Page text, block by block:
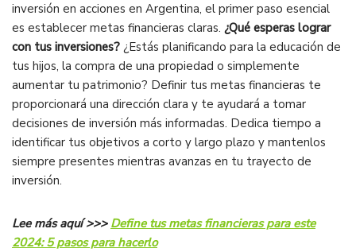
inversión en acciones en Argentina, el primer paso esencial
es establecer metas financieras claras. ¿Qué esperas lograr
con tus inversiones? ¿Estás planificando para la educación de
tus hijos, la compra de una propiedad o simplemente
aumentar tu patrimonio? Definir tus metas financieras te
proporcionará una dirección clara y te ayudará a tomar
decisiones de inversión más informadas. Dedica tiempo a
identificar tus objetivos a corto y largo plazo y mantenlos
siempre presentes mientras avanzas en tu trayecto de
inversión.
Lee más aquí >>> Define tus metas financieras para este
2024: 5 pasos para hacerlo